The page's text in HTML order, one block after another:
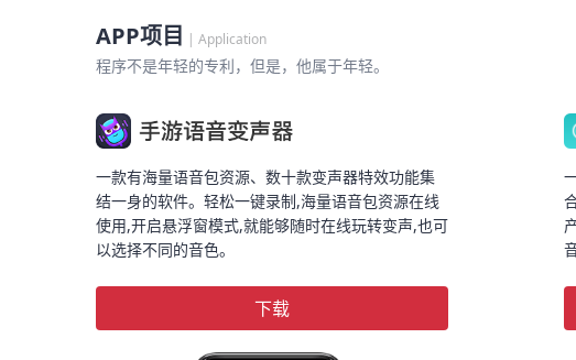
APP项目 | Application
程序不是年轻的专利，但是，他属于年轻。
一款有海量语音包资源、数十款变声器特效功能集
结一身的软件。轻松一键录制,海量语音包资源在线
使用,开启悬浮窗模式,就能够随时在线玩转变声,也可
以选择不同的音色。
下载